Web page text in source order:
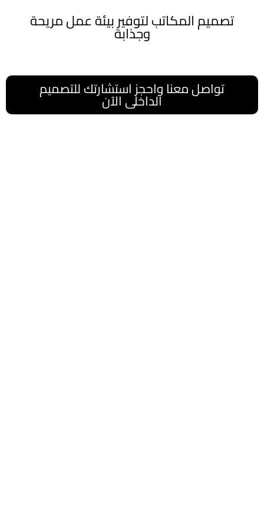
تصميم المكاتب لتوفير بيئة عمل مريحة
وجذابة
تواصل معنا واحجز استشارتك للتصميم
الداخلى الآن